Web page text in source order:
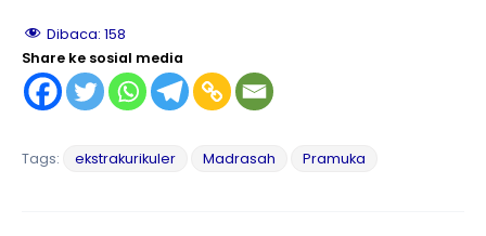
Dibaca: 158
Share ke sosial media
Tags: ekstrakurikuler Madrasah Pramuka